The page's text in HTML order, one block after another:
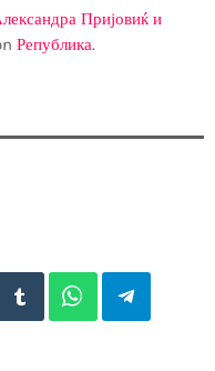
Пријовиќ и
Република.